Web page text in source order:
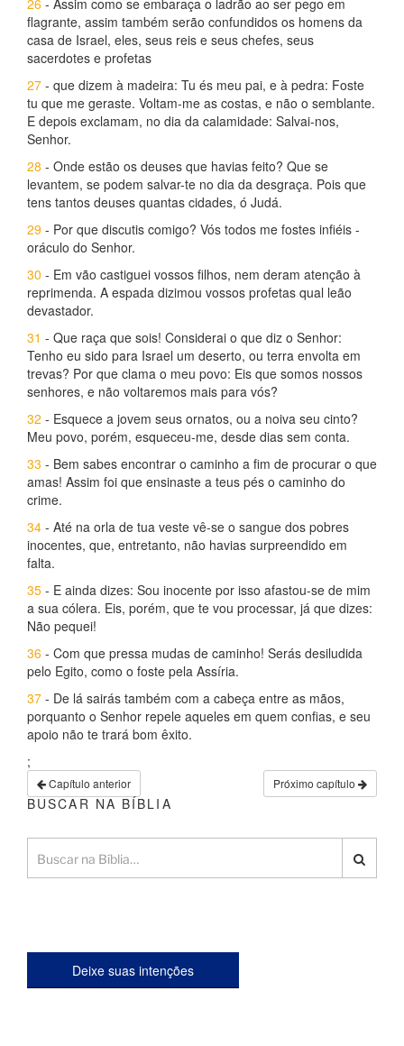
26 - Assim como se embaraça o ladrão ao ser pego em
flagrante, assim também serão confundidos os homens da
casa de Israel, eles, seus reis e seus chefes, seus
sacerdotes e profetas
27 - que dizem à madeira: Tu és meu pai, e à pedra: Foste
tu que me geraste. Voltam-me as costas, e não o semblante.
E depois exclamam, no dia da calamidade: Salvai-nos,
Senhor.
28 - Onde estão os deuses que havias feito? Que se
levantem, se podem salvar-te no dia da desgraça. Pois que
tens tantos deuses quantas cidades, ó Judá.
29 - Por que discutis comigo? Vós todos me fostes infiéis -
oráculo do Senhor.
30 - Em vão castiguei vossos filhos, nem deram atenção à
reprimenda. A espada dizimou vossos profetas qual leão
devastador.
31 - Que raça que sois! Considerai o que diz o Senhor:
Tenho eu sido para Israel um deserto, ou terra envolta em
trevas? Por que clama o meu povo: Eis que somos nossos
senhores, e não voltaremos mais para vós?
32 - Esquece a jovem seus ornatos, ou a noiva seu cinto?
Meu povo, porém, esqueceu-me, desde dias sem conta.
33 - Bem sabes encontrar o caminho a fim de procurar o que
amas! Assim foi que ensinaste a teus pés o caminho do
crime.
34 - Até na orla de tua veste vê-se o sangue dos pobres
inocentes, que, entretanto, não havias surpreendido em
falta.
35 - E ainda dizes: Sou inocente por isso afastou-se de mim
a sua cólera. Eis, porém, que te vou processar, já que dizes:
Não pequei!
36 - Com que pressa mudas de caminho! Serás desiludida
pelo Egito, como o foste pela Assíria.
37 - De lá sairás também com a cabeça entre as mãos,
porquanto o Senhor repele aqueles em quem confias, e seu
apoio não te trará bom êxito.
;
Capítulo anterior Próximo capítulo
BUSCAR NA BÍBLIA
Deixe suas intenções